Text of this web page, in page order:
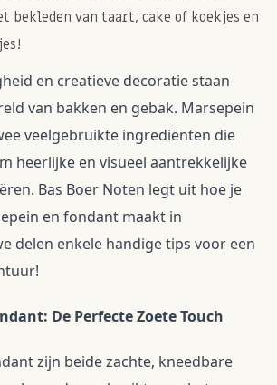
bekleden van taart, cake of koekjes en
en creatieve decoratie staan
van bakken en gebak. Marsepein
veelgebruikte ingrediënten die
heerlijke en visueel aantrekkelijke
Bas Boer Noten legt uit hoe je
en fondant maakt in
delen enkele handige tips voor een
De Perfecte Zoete Touch
zijn beide zachte, kneedbare